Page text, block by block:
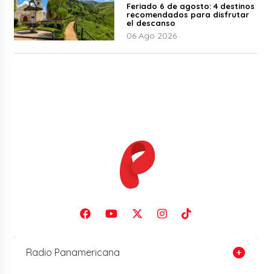
Feriado 6 de agosto: 4 destinos
recomendados para disfrutar
el descanso
06 Ago 2026
Radio Panamericana